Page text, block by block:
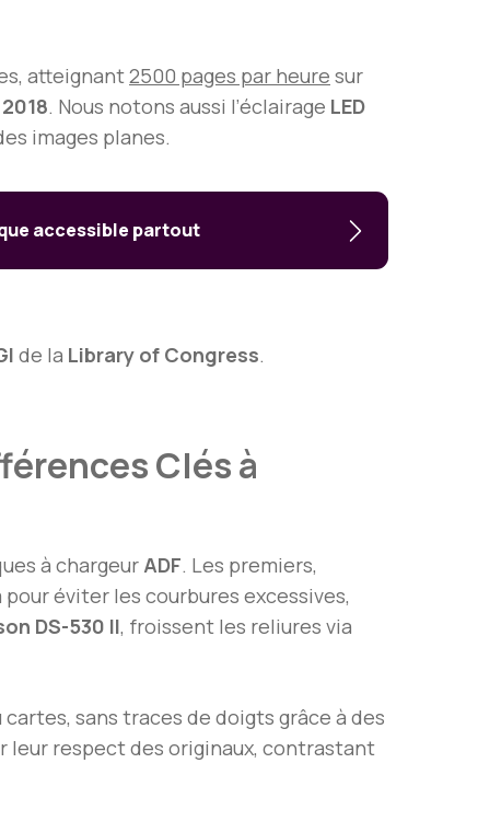
atteignant2500 pages par heure sur
2018. Nous notons aussi l’éclairage LED
images planes.
accessible partout
de la Library of Congress.
Clés à
à chargeur ADF. Les premiers,
pour éviter les courbures excessives,
DS-530 II, froissent les reliures via
sans traces de doigts grâce à des
leur respect des originaux, contrastant